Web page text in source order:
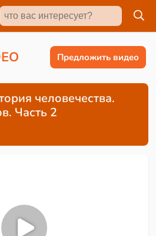
EO Предложить видео
человечества.
Часть 2